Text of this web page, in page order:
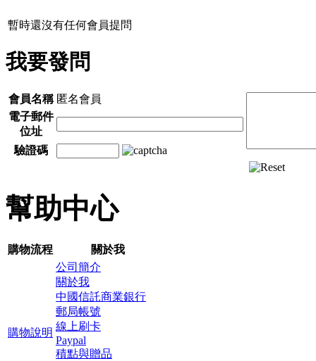
暫時還沒有任何會員提問
我要發問
會員名稱 匿名會員
電子郵件
位址
驗證碼
幫助中心
購物流程 關於我
購物說明
公司簡介
關於我
中國信託商業銀行
郵局帳號
線上刷卡
Paypal
積點與贈品